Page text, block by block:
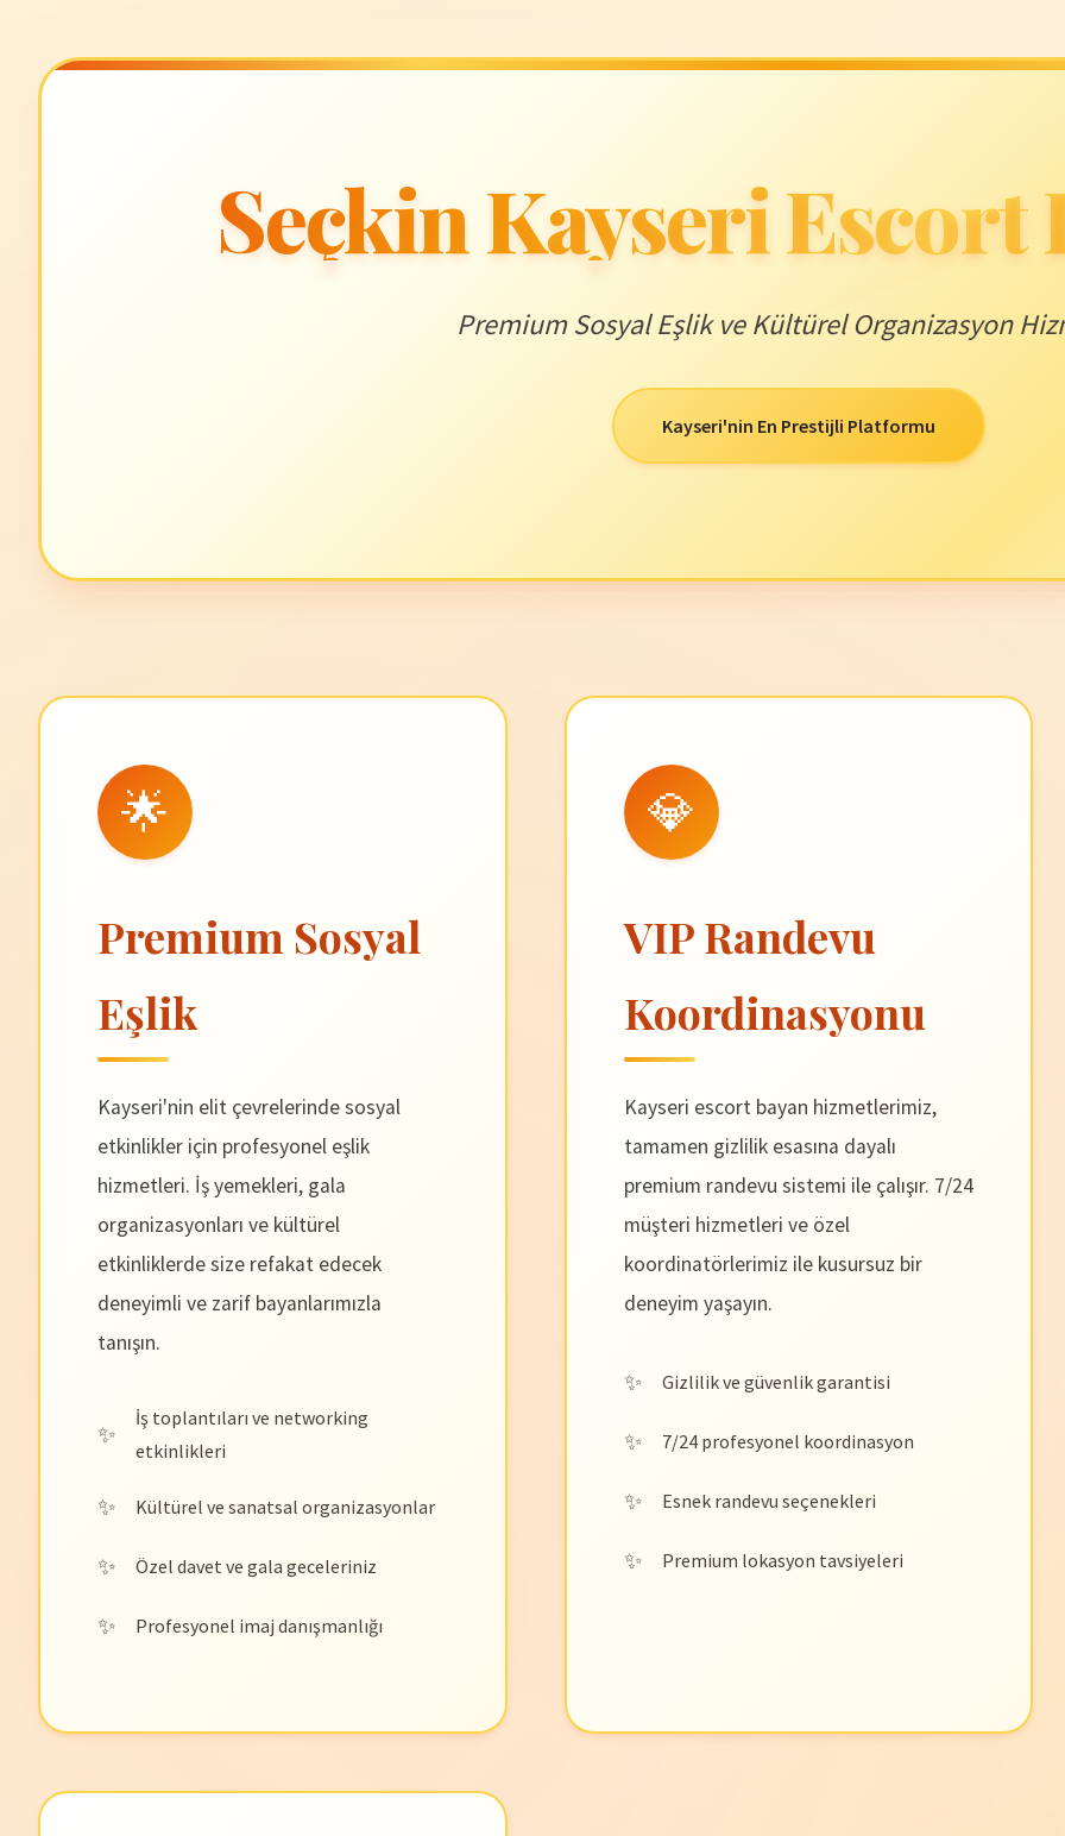
Seçkin Kayseri Escort
Premium Sosyal Eşlik ve Kültürel Organizasyon
Kayseri'nin En Prestijli Platformu
🌟
Premium Sosyal
Eşlik
Kayseri'nin elit çevrelerinde sosyal
etkinlikler için profesyonel eşlik
hizmetleri. İş yemekleri, gala
organizasyonları ve kültürel
etkinliklerde size refakat edecek
deneyimli ve zarif bayanlarımızla
tanışın.
İş toplantıları ve networking
etkinlikleri
Kültürel ve sanatsal organizasyonlar
Özel davet ve gala geceleriniz
Profesyonel imaj danışmanlığı
💎
VIP Randevu
Koordinasyonu
Kayseri escort bayan hizmetlerimiz,
tamamen gizlilik esasına dayalı
premium randevu sistemi ile çalışır. 7/24
müşteri hizmetleri ve özel
koordinatörlerimiz ile kusursuz bir
deneyim yaşayın.
Gizlilik ve güvenlik garantisi
7/24 profesyonel koordinasyon
Esnek randevu seçenekleri
Premium lokasyon tavsiyeleri